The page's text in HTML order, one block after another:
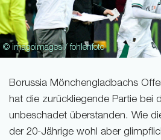
© imagoimages / fohlenfoto
Borussia Mönchengladbachs
hat die zurückliegende Partie bei
unbeschadet überstanden. Wie
der 20-Jährige wohl aber